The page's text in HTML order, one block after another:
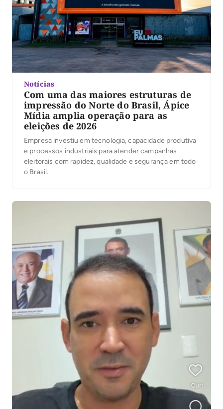
Notícias
Com uma das maiores estruturas de
impressão do Norte do Brasil, Ápice
Mídia amplia operação para as
eleições de 2026
Empresa investiu em tecnologia, capacidade produtiva
e processos industriais para atender campanhas
eleitorais com rapidez, qualidade e segurança em todo
o Brasil.